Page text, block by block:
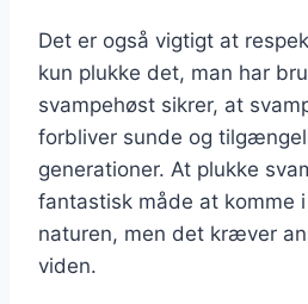
Det er også vigtigt at
kun plukke det, man har
svampehøst sikrer, at
forbliver sunde og
generationer. At plukke
fantastisk måde at komme
naturen, men det kræver
viden.